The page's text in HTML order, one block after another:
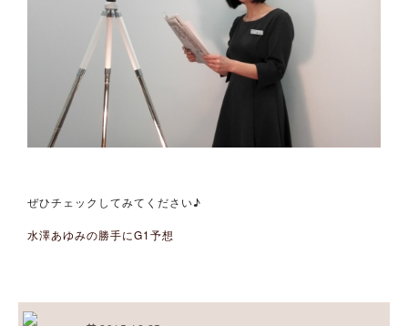
ぜひチェックしてみてください♪
水澤あゆみの勝手にG1予想